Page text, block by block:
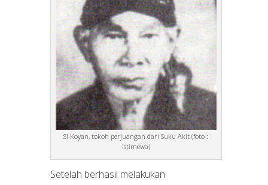
Si Koyan, tokoh perjuangan dari Suku Akit (foto :
istimewa)
Setelah berhasil melakukan